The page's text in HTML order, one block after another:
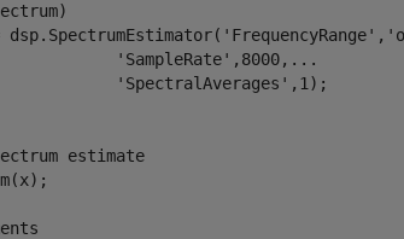
'SampleRate',8000,...
'SpectralAverages',1);
estimate